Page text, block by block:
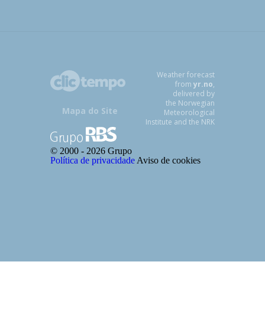
Mapa do Site
Weather forecast
from yr.no,
delivered by
the Norwegian
Meteorological
Institute and the NRK
© 2000 - 2026 Grupo
Política de privacidade Aviso de cookies